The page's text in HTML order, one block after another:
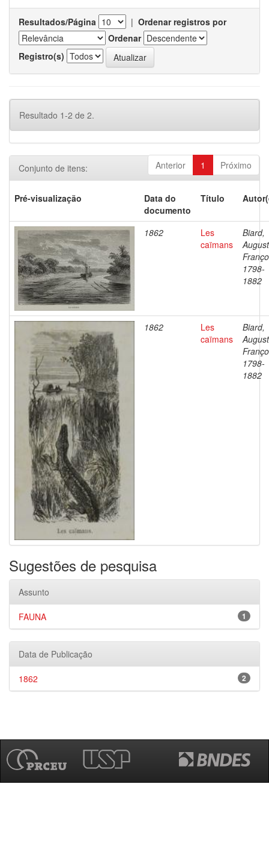
Resultados/Página | Ordenar registros por
Ordenar
Registro(s)
Resultado 1-2 de 2.
Anterior 1 Próximo
Conjunto de itens:
Pré-visualização
Data do
documento
Título
1862
Les
caïmans
Biard,
1798-
1882
1862
Les
caïmans
Biard,
1798-
1882
Sugestões de pesquisa
Assunto
1
FAUNA
Data de Publicação
2
1862